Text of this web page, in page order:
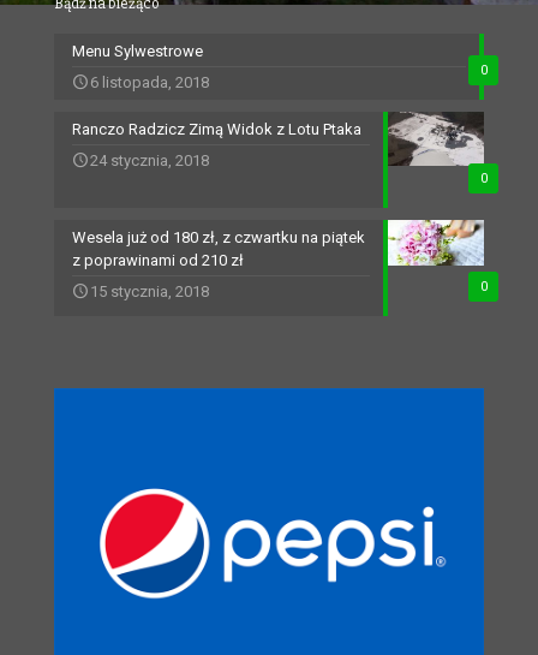
0
Menu Sylwestrowe
6 listopada, 2018
0
Ranczo Radzicz Zimą Widok z Lotu Ptaka
24 stycznia, 2018
0
Wesela już od 180 zł, z czwartku na piątek
z poprawinami od 210 zł
15 stycznia, 2018